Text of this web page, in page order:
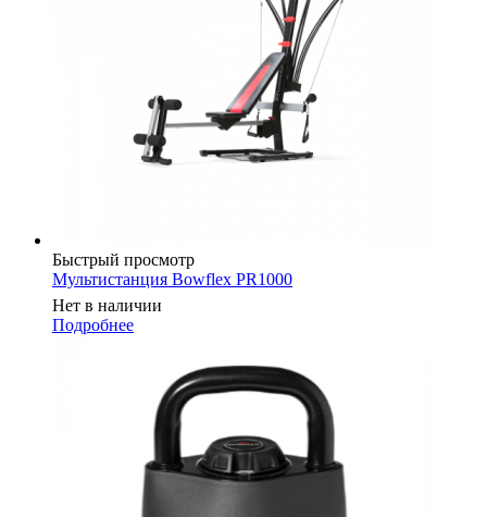
Быстрый просмотр
Мультистанция Bowflex PR1000
Нет в наличии
Подробнее